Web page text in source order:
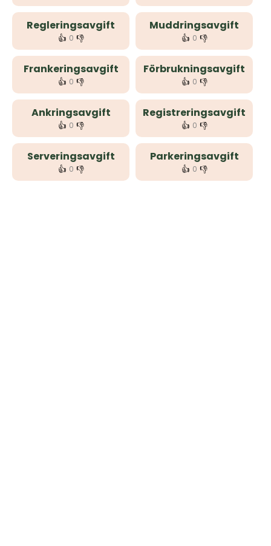
Regleringsavgift
👍 0 👎
Muddringsavgift
👍 0 👎
Frankeringsavgift
👍 0 👎
Förbrukningsavgift
👍 0 👎
Ankringsavgift
👍 0 👎
Registreringsavgift
👍 0 👎
Serveringsavgift
👍 0 👎
Parkeringsavgift
👍 0 👎